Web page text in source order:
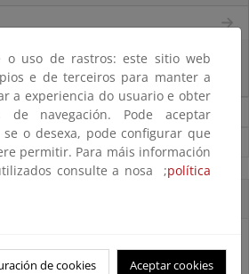
refuerza la acción conjunta para proteger
sobre Biodiversidad
Ver todas las noticias
o uso de rastros: este sitio web
e de terceiros para manter a
a experiencia do usuario e obter
de navegación. Pode aceptar
o desexa, pode configurar que
permitir. Para máis información
consulte a nosa ;política
de cookies Aceptar cookies